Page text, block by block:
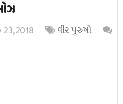
2018
વીર પુરુષો